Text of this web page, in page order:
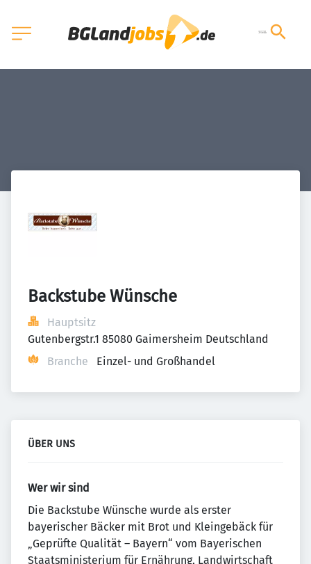
Backstube Wünsche
Hauptsitz
Gutenbergstr.1 85080 Gaimersheim Deutschland
Branche
Einzel- und Großhandel
ÜBER UNS
Wer wir sind
Die Backstube Wünsche wurde als erster
bayerischer Bäcker mit Brot und Kleingebäck für
„Geprüfte Qualität – Bayern“ vom Bayerischen
Staatsministerium für Ernährung, Landwirtschaft